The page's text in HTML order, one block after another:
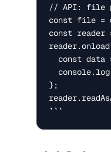
// API: file
const file =
const reader
};
```